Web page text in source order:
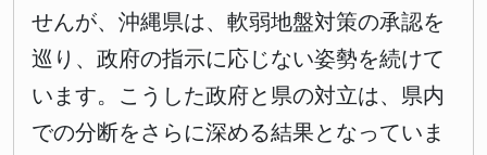
せんが、沖縄県は、軟弱地盤対策の承認を
巡り、政府の指示に応じない姿勢を続けて
います。こうした政府と県の対立は、県内
での分断をさらに深める結果となっていま